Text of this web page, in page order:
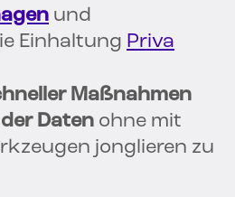
und
Einhaltung Priva
Maßnahmen
Daten ohne mit
jonglieren zu